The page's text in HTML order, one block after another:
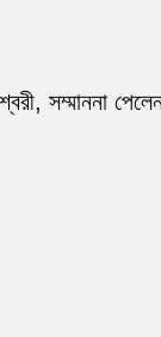
সম্মাননা